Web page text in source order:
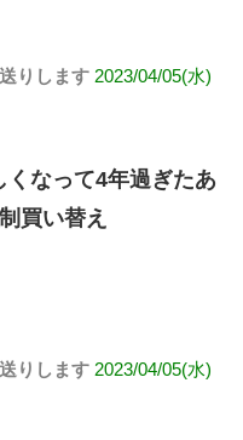
りします 2023/04/05(水)
くなって4年過ぎたあ
買い替え
りします 2023/04/05(水)